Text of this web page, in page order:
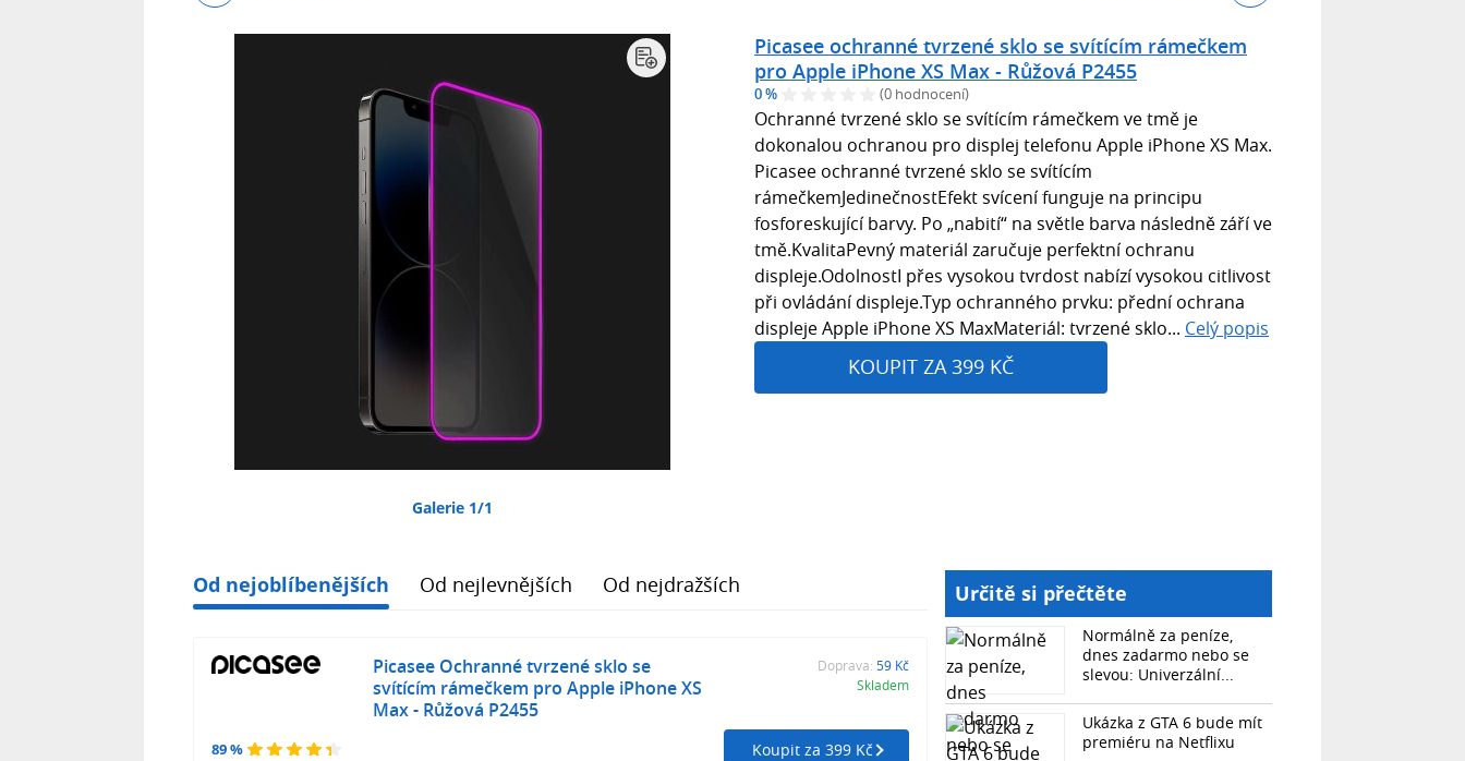
Galerie 1/1
Picasee ochranné tvrzené sklo se svítícím rámečkem
pro Apple iPhone XS Max - Růžová P2455
0 % (0 hodnocení)
Ochranné tvrzené sklo se svítícím rámečkem ve tmě je
dokonalou ochranou pro displej telefonu Apple iPhone XS Max.
Picasee ochranné tvrzené sklo se svítícím
rámečkemJedinečnostEfekt svícení funguje na principu
fosforeskující barvy. Po „nabití“ na světle barva následně září ve
tmě.KvalitaPevný materiál zaručuje perfektní ochranu
displeje.OdolnostI přes vysokou tvrdost nabízí vysokou citlivost
při ovládání displeje.Typ ochranného prvku: přední ochrana
displeje Apple iPhone XS MaxMateriál: tvrzené sklo... Celý popis
KOUPIT ZA 399 KČ
Od nejoblíbenějších Od nejlevnějších Od nejdražších
89 %
Picasee Ochranné tvrzené sklo se
svítícím rámečkem pro Apple iPhone XS
Max - Růžová P2455
Doprava: 59 Kč
Skladem
Koupit za 399 Kč
Určitě si přečtěte
Normálně za peníze,
dnes zadarmo nebo se
slevou: Univerzální...
Ukázka z GTA 6 bude mít
premiéru na Netflixu